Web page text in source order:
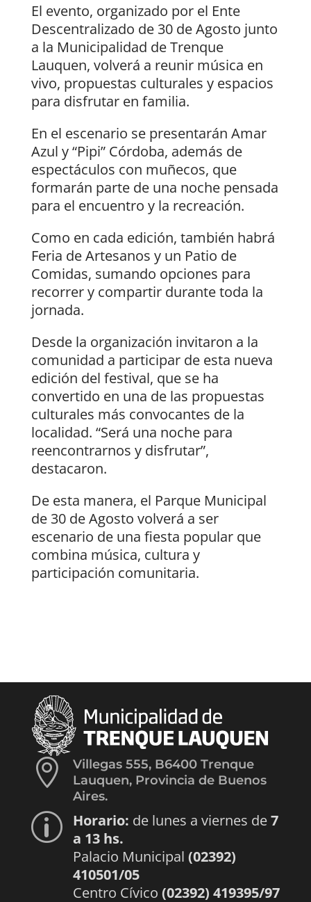
El evento, organizado por el Ente
Descentralizado de 30 de Agosto junto
a la Municipalidad de Trenque
Lauquen, volverá a reunir música en
vivo, propuestas culturales y espacios
para disfrutar en familia.
En el escenario se presentarán Amar
Azul y “Pipi” Córdoba, además de
espectáculos con muñecos, que
formarán parte de una noche pensada
para el encuentro y la recreación.
Como en cada edición, también habrá
Feria de Artesanos y un Patio de
Comidas, sumando opciones para
recorrer y compartir durante toda la
jornada.
Desde la organización invitaron a la
comunidad a participar de esta nueva
edición del festival, que se ha
convertido en una de las propuestas
culturales más convocantes de la
localidad. “Será una noche para
reencontrarnos y disfrutar”,
destacaron.
De esta manera, el Parque Municipal
de 30 de Agosto volverá a ser
escenario de una fiesta popular que
combina música, cultura y
participación comunitaria.

Villegas 555, B6400 Trenque
Lauquen, Provincia de Buenos
Aires.
p Horario: de lunes a viernes de7
a 13 hs.
Palacio Municipal (02392)
410501/05
Centro Cívico (02392) 419395/97